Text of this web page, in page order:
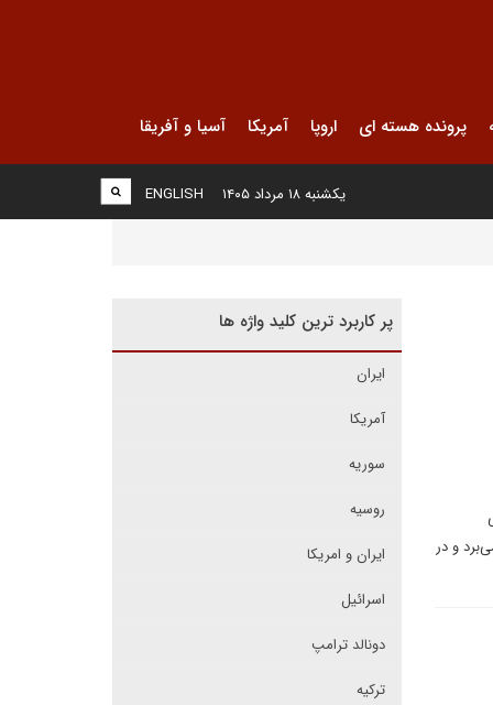
پرونده هسته ای اروپا آمریکا آسیا و آفریقا
ENGLISH یکشنبه ۱۸ مرداد ۱۴۰۵
و در
پر کاربرد ترین کلید واژه ها
ایران
آمریکا
سوریه
روسیه
ایران و امریکا
اسرائیل
دونالد ترامپ
ترکیه